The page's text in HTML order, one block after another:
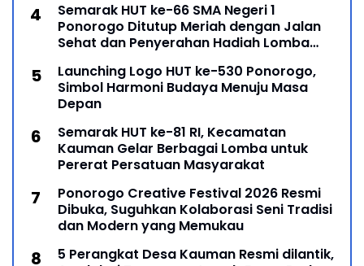
Semarak HUT ke-66 SMA Negeri 1
Ponorogo Ditutup Meriah dengan Jalan
Sehat dan Penyerahan Hadiah Lomba
Launching Logo HUT ke-530 Ponorogo,
Simbol Harmoni Budaya Menuju Masa
Depan
Semarak HUT ke-81 RI, Kecamatan
Kauman Gelar Berbagai Lomba untuk
Pererat Persatuan Masyarakat
Ponorogo Creative Festival 2026 Resmi
Dibuka, Suguhkan Kolaborasi Seni Tradisi
dan Modern yang Memukau
5 Perangkat Desa Kauman Resmi dilantik,